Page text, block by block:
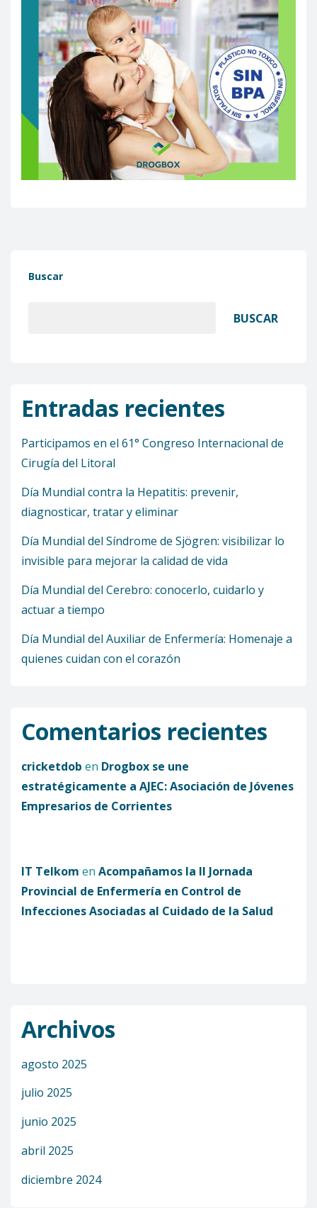
Buscar
BUSCAR
Entradas recientes
Participamos en el 61° Congreso Internacional de
Cirugía del Litoral
Día Mundial contra la Hepatitis: prevenir,
diagnosticar, tratar y eliminar
Día Mundial del Síndrome de Sjögren: visibilizar lo
invisible para mejorar la calidad de vida
Día Mundial del Cerebro: conocerlo, cuidarlo y
actuar a tiempo
Día Mundial del Auxiliar de Enfermería: Homenaje a
quienes cuidan con el corazón
Comentarios recientes
cricketdob en Drogbox se une
estratégicamente a AJEC: Asociación de Jóvenes
Empresarios de Corrientes
IT Telkom en Acompañamos la II Jornada
Provincial de Enfermería en Control de
Infecciones Asociadas al Cuidado de la Salud
Archivos
agosto 2025
julio 2025
junio 2025
abril 2025
diciembre 2024